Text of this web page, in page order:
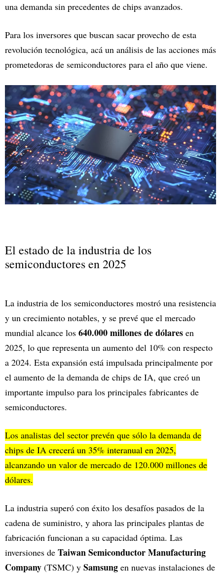
una demanda sin precedentes de chips avanzados.
Para los inversores que buscan sacar provecho de esta
revolución tecnológica, acá un análisis de las acciones más
prometedoras de semiconductores para el año que viene.
El estado de la industria de los
semiconductores en 2025
La industria de los semiconductores mostró una resistencia
y un crecimiento notables, y se prevé que el mercado
mundial alcance los 640.000 millones de dólares en
2025, lo que representa un aumento del 10% con respecto
a 2024. Esta expansión está impulsada principalmente por
el aumento de la demanda de chips de IA, que creó un
importante impulso para los principales fabricantes de
semiconductores.
Los analistas del sector prevén que sólo la demanda de
chips de IA crecerá un 35% interanual en 2025,
alcanzando un valor de mercado de 120.000 millones de
dólares.
La industria superó con éxito los desafíos pasados de la
cadena de suministro, y ahora las principales plantas de
fabricación funcionan a su capacidad óptima. Las
inversiones de Taiwan Semiconductor Manufacturing
Company (TSMC) y Samsung en nuevas instalaciones de